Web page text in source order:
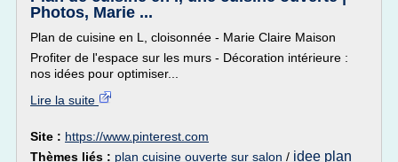
Photos, Marie ...
Plan de cuisine en L, cloisonnée - Marie Claire Maison
Profiter de l'espace sur les murs - Décoration intérieure :
nos idées pour optimiser...
Lire la suite
Site : https://www.pinterest.com
Thèmes liés : plan cuisine ouverte sur salon / idee plan